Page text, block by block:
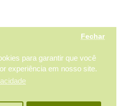
para garantir que você
experiência em nosso site.
Fechar
Todos os Direitos Reservados